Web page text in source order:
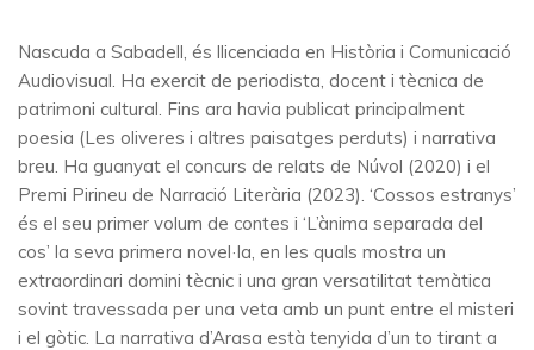
Nascuda a Sabadell, és llicenciada en Història i Comunicació
Audiovisual. Ha exercit de periodista, docent i tècnica de
patrimoni cultural. Fins ara havia publicat principalment
poesia (Les oliveres i altres paisatges perduts) i narrativa
breu. Ha guanyat el concurs de relats de Núvol (2020) i el
Premi Pirineu de Narració Literària (2023). ‘Cossos estranys’
és el seu primer volum de contes i ‘L’ànima separada del
cos’ la seva primera novel·la, en les quals mostra un
extraordinari domini tècnic i una gran versatilitat temàtica
sovint travessada per una veta amb un punt entre el misteri
i el gòtic. La narrativa d’Arasa està tenyida d’un to tirant a